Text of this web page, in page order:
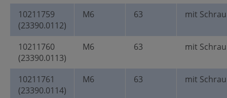
10211759
(23390.0112)
M6 63 mit
10211760
(23390.0113)
M6 63 mit
10211761
(23390.0114)
M6 63 mit